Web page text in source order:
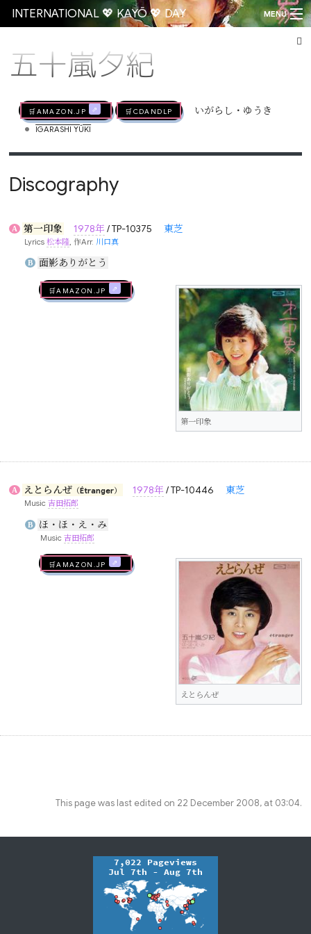
INTERNATIONAL 💖 KAYŌ 💖 DAY MENU
五十嵐夕紀
🛒AMAZON.jp 🛒CDandLP いがらし・ゆうき
• IGARASHI YÛKI
Discography
A 第一印象 1978年 / TP-10375 東芝
Lyrics松本隆 , 作Arr. 川口真
B 面影ありがとう
第一印象
🛒AMAZON.jp
A えとらんぜ （Étranger） 1978年 / TP-10446 東芝
Music吉田拓郎
B ほ・ほ・え・み
Music 吉田拓郎
えとらんぜ
🛒AMAZON.jp
This page was last edited on 22 December 2008, at 03:04.